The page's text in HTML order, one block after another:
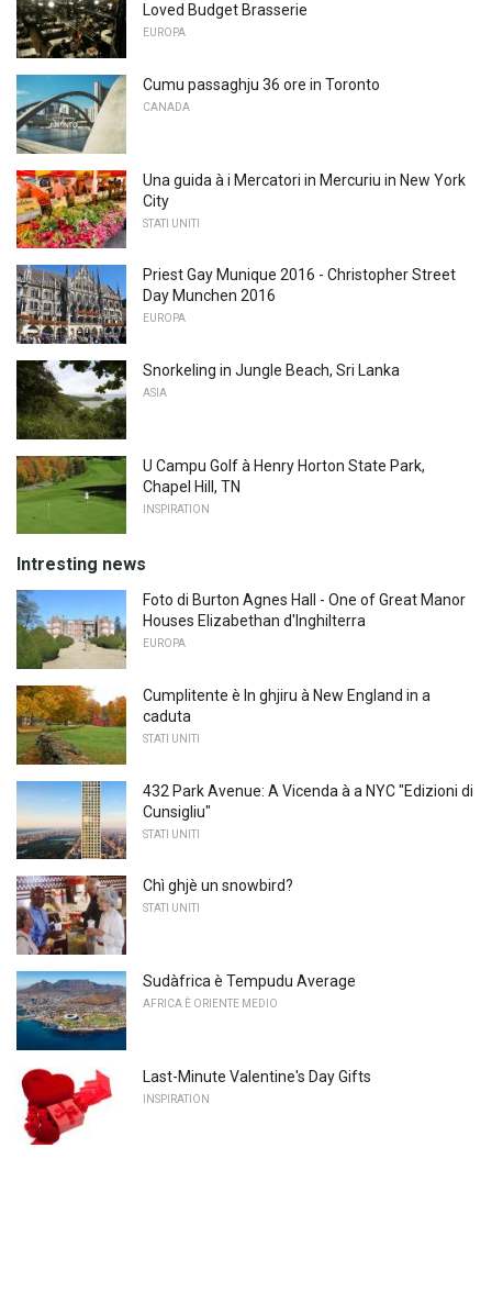
Loved Budget Brasserie
EUROPA
Cumu passaghju 36 ore in Toronto
CANADA
Una guida à i Mercatori in Mercuriu in New York
City
STATI UNITI
Priest Gay Munique 2016 - Christopher Street
Day Munchen 2016
EUROPA
Snorkeling in Jungle Beach, Sri Lanka
ASIA
U Campu Golf à Henry Horton State Park,
Chapel Hill, TN
INSPIRATION
Intresting news
Foto di Burton Agnes Hall - One of Great Manor
Houses Elizabethan d'Inghilterra
EUROPA
Cumplitente è In ghjiru à New England in a
caduta
STATI UNITI
432 Park Avenue: A Vicenda à a NYC "Edizioni di
Cunsigliu"
STATI UNITI
Chì ghjè un snowbird?
STATI UNITI
Sudàfrica è Tempudu Average
AFRICA È ORIENTE MEDIO
Last-Minute Valentine's Day Gifts
INSPIRATION